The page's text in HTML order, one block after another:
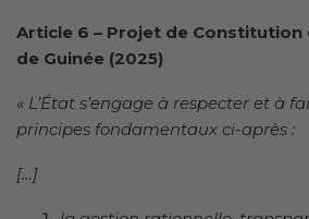
Article 6 – Projet de Constitution
de Guinée (2025)
« L’État s’engage à respecter et à
principes fondamentaux ci-après :
[…]